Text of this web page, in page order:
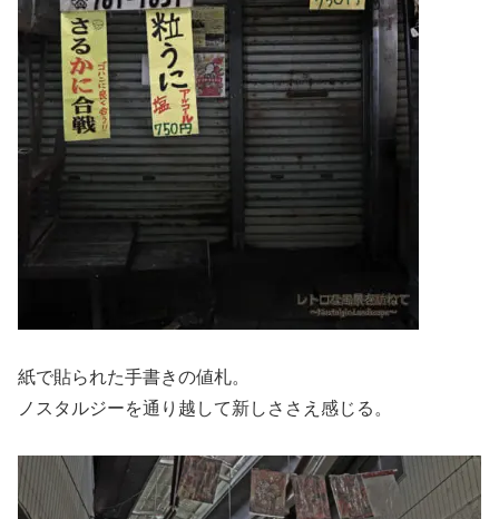
紙で貼られた手書きの値札。
ノスタルジーを通り越して新しささえ感じる。